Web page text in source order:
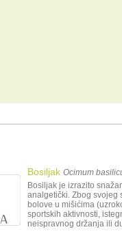
Bosiljak Ocimum
Bosiljak je izrazito
analgetički. Zbog svojeg
bolove u mišićima
sportskih aktivnosti,
neispravnog držanja ili